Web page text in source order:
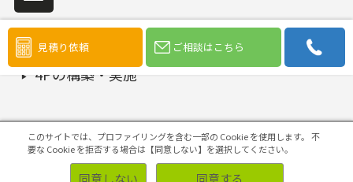
見積り依頼 ご相談はこちら
4Pの構築・実施
マーケティング課題の検証・改善
このサイトでは、プロファイリングを含む一部の Cookie を使用します。 不
要な Cookie を拒否する場合は【同意しない】を選択してください。
同意しない 同意する